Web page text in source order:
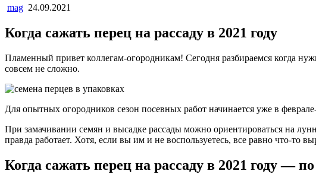
mag 24.09.2021
Когда сажать перец на рассаду в 2021 году
Пламенный привет коллегам-огородникам! Сегодня разбираемся когда
совсем не сложно.
Для опытных огородников сезон посевных работ начинается уже в
При замачивании семян и высадке рассады можно ориентироваться на
правда работает. Хотя, если вы им и не воспользуетесь, все равно что-то
Когда сажать перец на рассаду в 2021 году —